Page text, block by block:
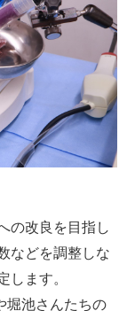
の改良を目指し
などを調整しな
します。
堀池さんたちの